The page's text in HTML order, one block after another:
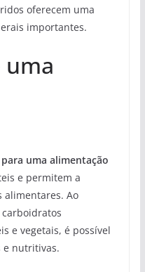
oferecem uma
importantes.
uma
uma alimentação
e permitem a
alimentares. Ao
e vegetais, é possível
e nutritivas.